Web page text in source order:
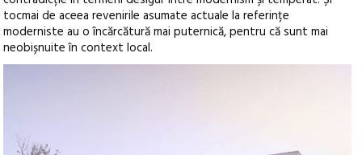
tocmai de aceea revenirile asumate actuale la referințe
moderniste au o încărcătură mai puternică, pentru că sunt mai
neobișnuite în context local.